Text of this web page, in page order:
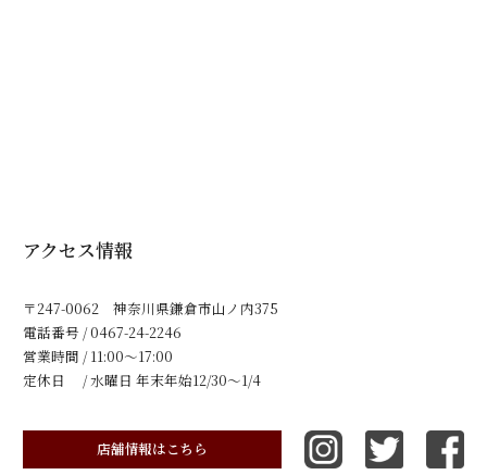
アクセス情報
〒247-0062 神奈川県鎌倉市山ノ内375
電話番号 / 0467-24-2246
営業時間 / 11:00～17:00
定休日 / 水曜日 年末年始12/30〜1/4
店舗情報はこちら